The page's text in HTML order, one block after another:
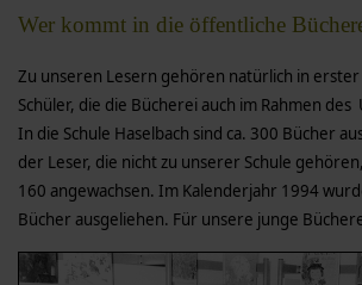
Wer kommt in die öffentliche
Zu unseren Lesern gehören natürlich in
Schüler, die die Bücherei auch im Rahmen
In die Schule Haselbach sind ca. 300 Bücher
der Leser, die nicht zu unserer Schule
160 angewachsen. Im Kalenderjahr 1994
Bücher ausgeliehen. Für unsere junge